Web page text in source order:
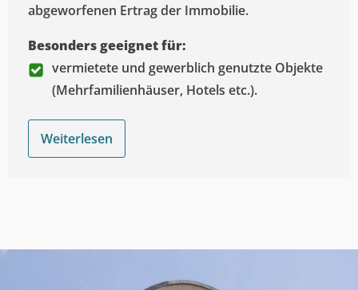
abgeworfenen Ertrag der Immobilie.
Besonders geeignet für:
vermietete und gewerblich genutzte Objekte
(Mehrfamilienhäuser, Hotels etc.).
Weiterlesen